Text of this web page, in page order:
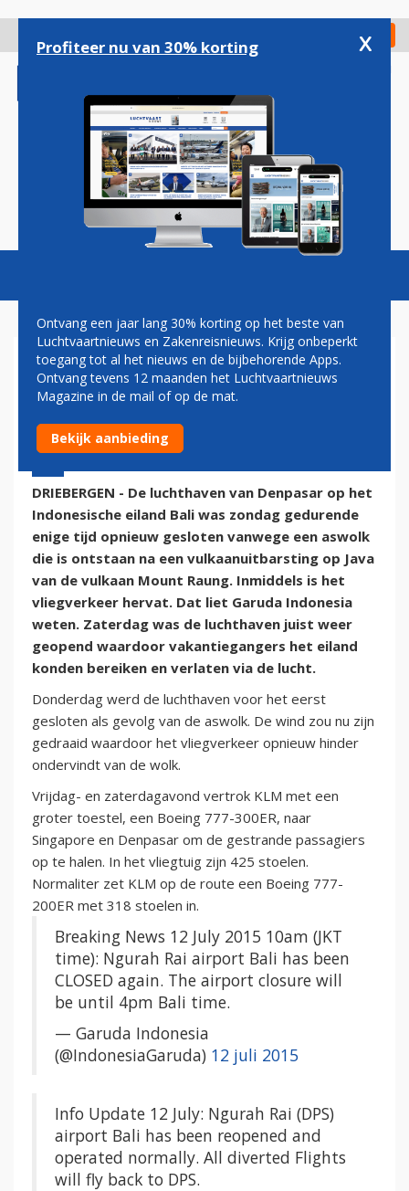
gaan
Check in
Magazine Podcasts Vacatures
LUCHTHAVEN BALI TIJDELIJK
GESLOTEN OM VULKAANAS
12 juli 2015 - 7:30 | Door:Rob Somsen
DRIEBERGEN - De luchthaven van Denpasar op het
Indonesische eiland Bali was zondag gedurende
enige tijd opnieuw gesloten vanwege een aswolk
die is ontstaan na een vulkaanuitbarsting op Java
van de vulkaan Mount Raung. Inmiddels is het
vliegverkeer hervat. Dat liet Garuda Indonesia
weten. Zaterdag was de luchthaven juist weer
geopend waardoor vakantiegangers het eiland
konden bereiken en verlaten via de lucht.
Donderdag werd de luchthaven voor het eerst
gesloten als gevolg van de aswolk. De wind zou nu zijn
gedraaid waardoor het vliegverkeer opnieuw hinder
ondervindt van de wolk.
Vrijdag- en zaterdagavond vertrok KLM met een
groter toestel, een Boeing 777-300ER, naar
Singapore en Denpasar om de gestrande passagiers
op te halen. In het vliegtuig zijn 425 stoelen.
Normaliter zet KLM op de route een Boeing 777-
200ER met 318 stoelen in.
Breaking News 12 July 2015 10am (JKT
time): Ngurah Rai airport Bali has been
CLOSED again. The airport closure will
be until 4pm Bali time.
— Garuda Indonesia
(@IndonesiaGaruda) 12 juli 2015
Info Update 12 July: Ngurah Rai (DPS)
airport Bali has been reopened and
operated normally. All diverted Flights
will fly back to DPS.
Profiteer nu van 30% korting x
Ontvang een jaar lang 30% korting op het beste van
Luchtvaartnieuws en Zakenreisnieuws. Krijg onbeperkt
toegang tot al het nieuws en de bijbehorende Apps.
Ontvang tevens 12 maanden het Luchtvaartnieuws
Magazine in de mail of op de mat.
Bekijk aanbieding